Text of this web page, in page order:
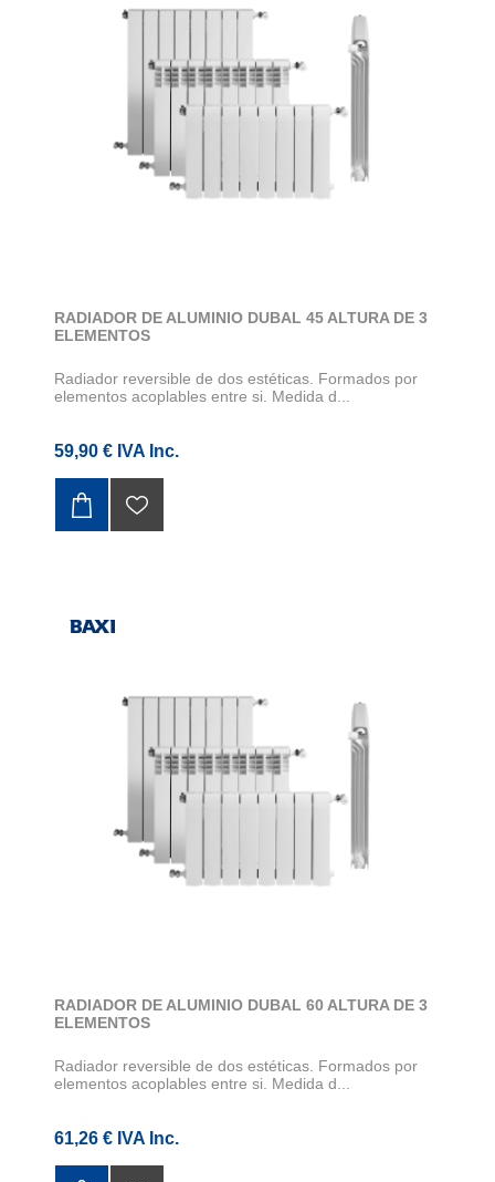
RADIADOR DE ALUMINIO DUBAL 45 ALTURA DE 3
ELEMENTOS
Radiador reversible de dos estéticas. Formados por
elementos acoplables entre si. Medida d...
59,90 € IVA Inc.
RADIADOR DE ALUMINIO DUBAL 60 ALTURA DE 3
ELEMENTOS
Radiador reversible de dos estéticas. Formados por
elementos acoplables entre si. Medida d...
61,26 € IVA Inc.